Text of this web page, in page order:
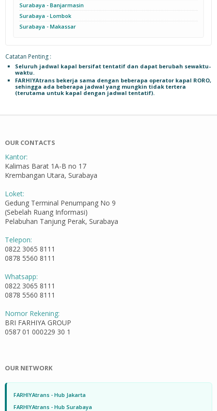
Surabaya - Banjarmasin
Surabaya - Lombok
Surabaya - Makassar
Catatan Penting :
Seluruh jadwal kapal bersifat tentatif dan dapat berubah sewaktu-
waktu.
FARHIYAtrans bekerja sama dengan beberapa operator kapal RORO,
sehingga ada beberapa jadwal yang mungkin tidak tertera
(terutama untuk kapal dengan jadwal tentatif).
OUR CONTACTS
Kantor:
Kalimas Barat 1A-B no 17
Krembangan Utara, Surabaya
Loket:
Gedung Terminal Penumpang No 9
(Sebelah Ruang Informasi)
Pelabuhan Tanjung Perak, Surabaya
Telepon:
0822 3065 8111
0878 5560 8111
Whatsapp:
0822 3065 8111
0878 5560 8111
Nomor Rekening:
BRI FARHIYA GROUP
0587 01 000229 30 1
OUR NETWORK
FARHIYAtrans - Hub Jakarta
FARHIYAtrans - Hub Surabaya